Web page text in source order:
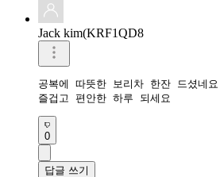
Jack kim(KRF1QD8
공복에 따뜻한 보리차 한잔 드셨네요
즐겁고 편안한 하루 되세요
0
답글 쓰기